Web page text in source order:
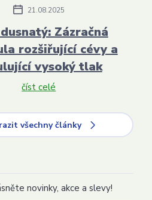
21.08.2025
Zázračná
rozšiřující cévy a
vysoký tlak
číst celé
všechny články
novinky, akce a slevy!